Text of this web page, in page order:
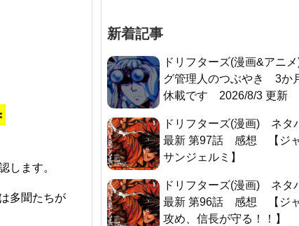
します。
多聞たちが
新着記事
ドリフターズ(漫画&アニ
グ管理人のつぶやき 3か
休載です 2026/8/3 更新
ドリフターズ(漫画) ネタ
最新 第97話 感想 【ジ
サンジェルミ】
ドリフターズ(漫画) ネタ
最新 第96話 感想 【ジ
攻め、信長が守る！！】